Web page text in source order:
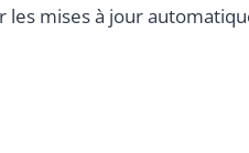
mises à jour